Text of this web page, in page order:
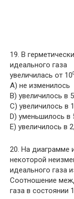
19. В
идеального газа
увеличилась от 100
A) не изменилось
B) увеличилось в
C) увеличилось в
D) уменьшилось в
E) увеличилось в
20. На диаграмме
некоторой
идеального газа
Соотношение
газа в состоянии